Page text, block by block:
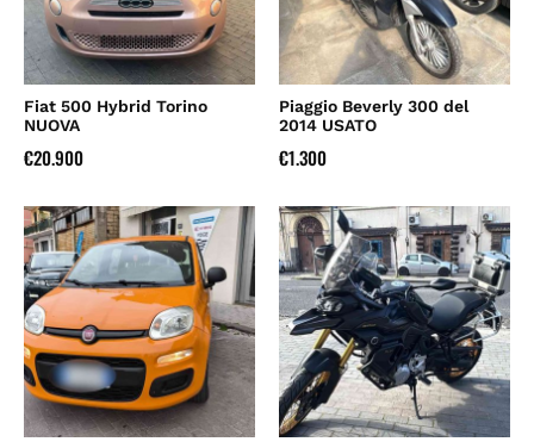
Fiat 500 Hybrid Torino
NUOVA
€20.900
Piaggio Beverly 300 del
2014 USATO
€1.300